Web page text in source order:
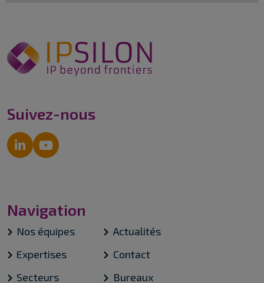
Suivez-nous
Navigation
Nos équipes
Expertises
Secteurs
Actualités
Contact
Bureaux